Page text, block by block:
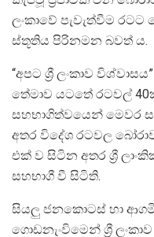
ලංකාවේ පැවැත්වීම
ස්තූතිය පිරිනමන බවත් ය.
“අපට ශ්‍රී ලංකාව විශ්වාසය”
තේමාව යටතේ රටවල්
සහභාගිත්වයෙන් මෙවර
අතර විදේශ රටවල
එක් ව සිටින අතර ශ්‍රී
සහභාගී වී සිටිති.
සියලු ජනකොටස් හා
ගොඩනැංවිමෙන් ශ්‍රී